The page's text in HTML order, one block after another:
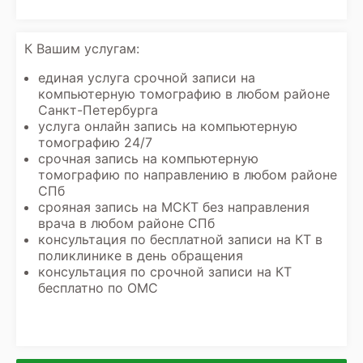
К Вашим услугам:
единая услуга срочной записи на
компьютерную томографию в любом районе
Санкт-Петербурга
услуга онлайн запись на компьютерную
томографию 24/7
срочная запись на компьютерную
томографию по направлению в любом районе
СПб
срояная запись на МСКТ без направления
врача в любом районе СПб
консультация по бесплатной записи на КТ в
поликлинике в день обращения
консультация по срочной записи на КТ
бесплатно по ОМС